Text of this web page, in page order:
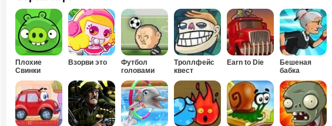
Плохие
Свинки
Взорви это
Футбол
головами
Троллфейс
квест
Earn to Die
Бешеная
бабка
сбежала из
психушки